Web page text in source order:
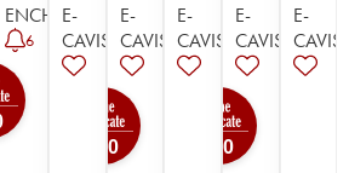
ENCHÈRE
6
E-
CAVISTE
E-
CAVISTE
100
E-
CAVISTE
E-
CAVISTE
100
E-